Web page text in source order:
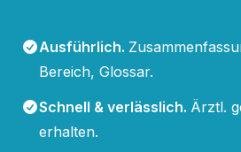
Ausführlich.
Bereich, Glossar.
Schnell & verlässlich. Ärztl.
erhalten.